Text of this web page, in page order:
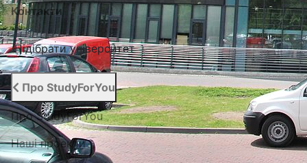
Контакти
Підібрати університет
Про StudyForYou
Про StudyForYou
Наші проекти